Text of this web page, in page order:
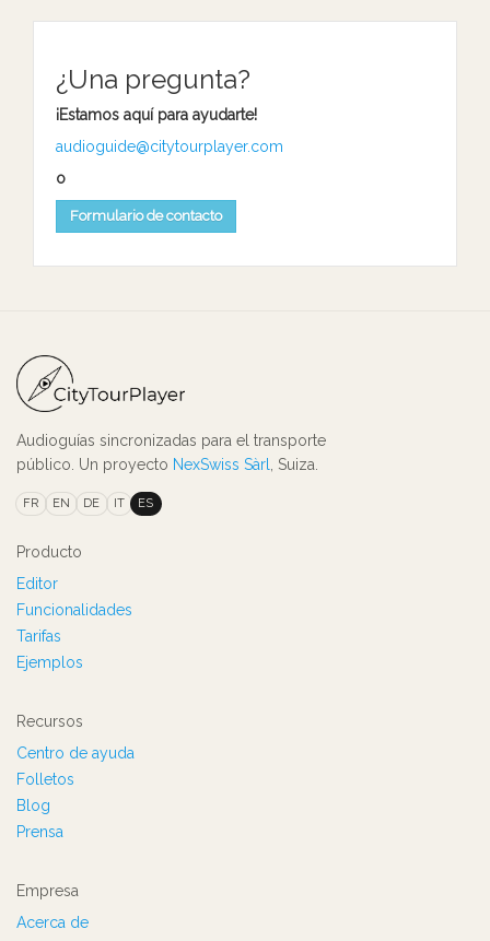
¿Una pregunta?
¡Estamos aquí para ayudarte!
audioguide@citytourplayer.com
o
Formulario de contacto
Audioguías sincronizadas para el transporte
público. Un proyecto NexSwiss Sàrl , Suiza.
FR EN DE IT ES
Producto
Editor
Funcionalidades
Tarifas
Ejemplos
Recursos
Centro de ayuda
Folletos
Blog
Prensa
Empresa
Acerca de